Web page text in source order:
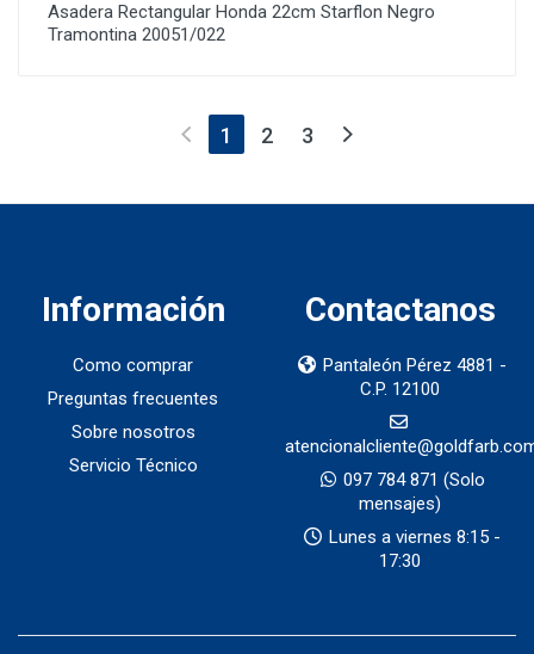
Asadera Rectangular Honda 22cm Starflon Negro
Tramontina 20051/022
1 (current)
2 3
Información
Como comprar
Preguntas frecuentes
Sobre nosotros
Servicio Técnico
Contactanos
Pantaleón Pérez 4881 -
C.P. 12100
097 784 871 (Solo
mensajes)
Lunes a viernes 8:15 -
17:30